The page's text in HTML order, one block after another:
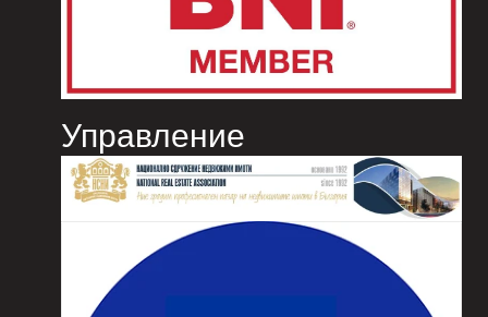
Управление